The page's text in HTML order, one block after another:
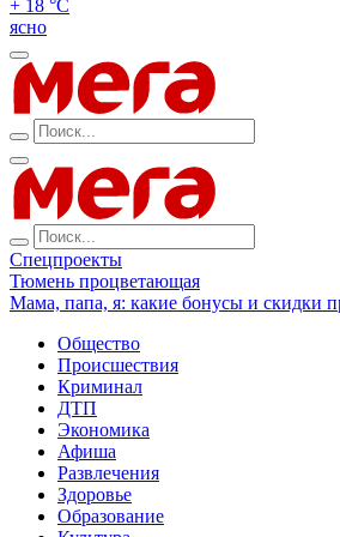
+ 18 °С
ясно
Спецпроекты
Тюмень процветающая
Мама, папа, я: какие бонусы и скидки
Общество
Происшествия
Криминал
ДТП
Экономика
Афиша
Развлечения
Здоровье
Образование